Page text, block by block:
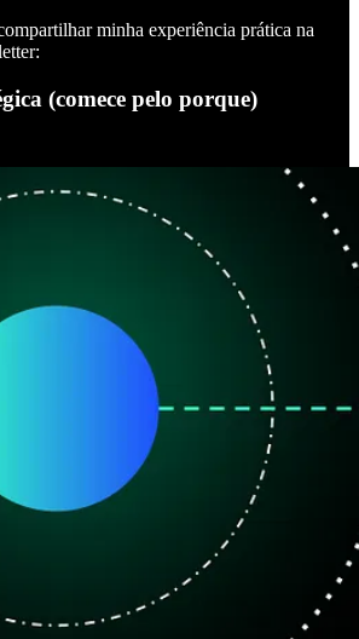
minha experiência prática na
(comece pelo porque)